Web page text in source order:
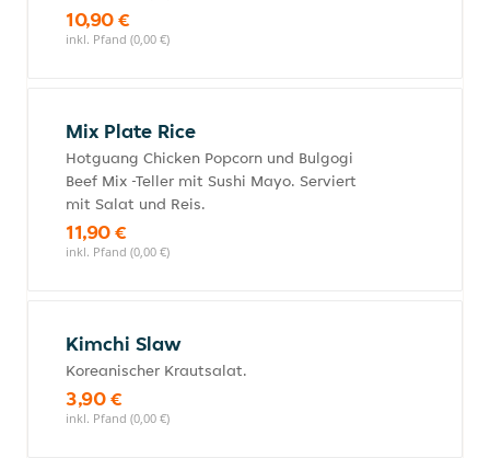
10,90 €
inkl. Pfand (0,00 €)
Mix Plate Rice
Hotguang Chicken Popcorn und Bulgogi
Beef Mix -Teller mit Sushi Mayo. Serviert
mit Salat und Reis.
11,90 €
inkl. Pfand (0,00 €)
Kimchi Slaw
Koreanischer Krautsalat.
3,90 €
inkl. Pfand (0,00 €)